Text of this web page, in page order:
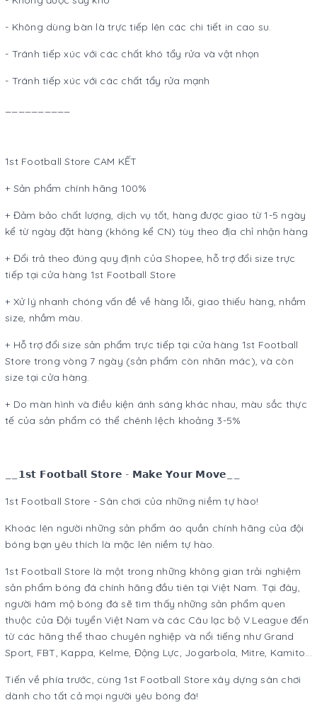
- Không dùng bàn là trực tiếp lên các chi tiết in cao su.
- Tránh tiếp xúc với các chất khó tẩy rửa và vật nhọn
- Tránh tiếp xúc với các chất tẩy rửa mạnh
1st Football Store CAM KẾT
+ Sản phẩm chính hãng 100%
+ Đảm bảo chất lượng, dịch vụ tốt, hàng được giao từ 1-5 ngày
kể từ ngày đặt hàng (không kể CN) tùy theo địa chỉ nhận hàng
+ Đổi trả theo đúng quy định của Shopee, hỗ trợ đổi size trực
tiếp tại cửa hàng 1st Football Store
+ Xử lý nhanh chóng vấn đề về hàng lỗi, giao thiếu hàng, nhầm
size, nhầm màu.
+ Hỗ trợ đổi size sản phẩm trực tiếp tại cửa hàng 1st Football
Store trong vòng 7 ngày (sản phẩm còn nhãn mác), và còn
size tại cửa hàng.
+ Do màn hình và điều kiện ánh sáng khác nhau, màu sắc thực
tế của sản phẩm có thể chênh lệch khoảng 3-5%
__𝟭𝘀𝘁 𝗙𝗼𝗼𝘁𝗯𝗮𝗹𝗹 𝗦𝘁𝗼𝗿𝗲 - 𝗠𝗮𝗸𝗲 𝗬𝗼𝘂𝗿 𝗠𝗼𝘃𝗲__
1st Football Store - Sân chơi của những niềm tự hào!
Khoác lên người những sản phẩm áo quần chính hãng của đội
bóng bạn yêu thích là mặc lên niềm tự hào.
1st Football Store là một trong những không gian trải nghiệm
sản phẩm bóng đá chính hãng đầu tiên tại Việt Nam. Tại đây,
người hâm mộ bóng đá sẽ tìm thấy những sản phẩm quen
thuộc của Đội tuyển Việt Nam và các Câu lạc bộ V.League đến
từ các hãng thể thao chuyên nghiệp và nổi tiếng như Grand
Sport, FBT, Kappa, Kelme, Động Lực, Jogarbola, Mitre, Kamito...
Tiến về phía trước, cùng 1st Football Store xây dựng sân chơi
dành cho tất cả mọi người yêu bóng đá!